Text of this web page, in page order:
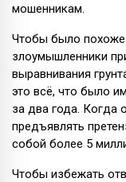
мошенникам.
Чтобы было похоже
злоумышленники
выравнивания
это всё, что было
за два года. Когда
предъявлять
собой более 5
Чтобы избежать